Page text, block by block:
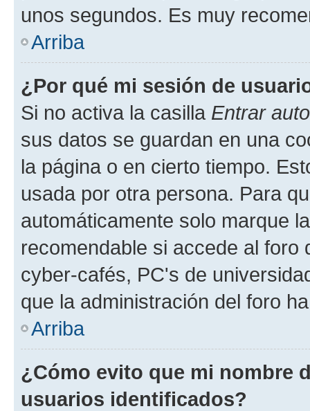
unos segundos. Es muy
Arriba
¿Por qué mi sesión de
Si no activa la casilla Entrar
sus datos se guardan en una
la página o en cierto tiempo.
usada por otra persona. Para
automáticamente solo marque
recomendable si accede al foro
cyber-cafés, PC's de
que la administración del foro
Arriba
¿Cómo evito que mi nombre
usuarios identificados?